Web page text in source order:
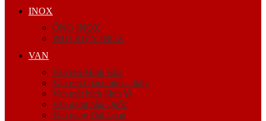
INOX
ỐNG INOX
PHỤ KIỆN INOX
VAN
Van ren Minh Hòa
Van ren Giacomini – Italy
Van mặt bích Shin Yi
Van gang hàn Quốc
Van gang Đài Loan